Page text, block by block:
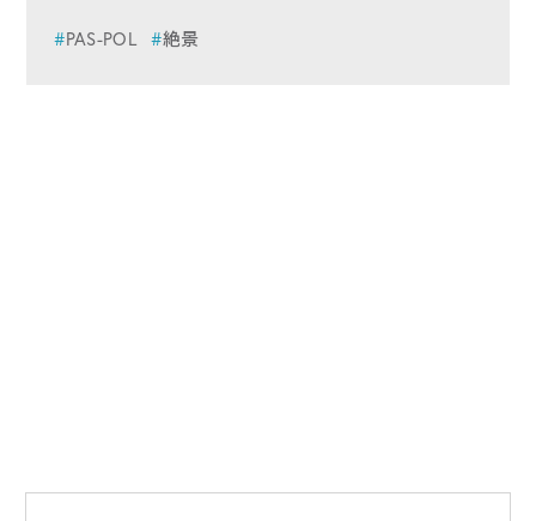
PAS-POL 絶景